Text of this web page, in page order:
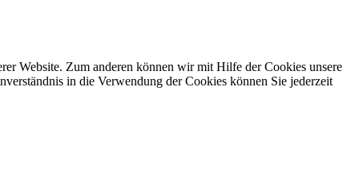
Website. Zum anderen können wir mit Hilfe der Cookies unsere
in die Verwendung der Cookies können Sie jederzeit